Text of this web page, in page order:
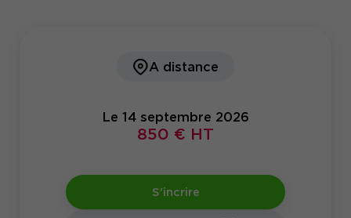
Notre Journée d’actualité a été conçue pour
de comprendre les nouvelles règles, d’en mesurer
les impacts et d’identifier les leviers concrets
pour les intégrer dans vos stratégies RH.
A distance
Le 14 septembre 2026
850 € HT
S'incrire